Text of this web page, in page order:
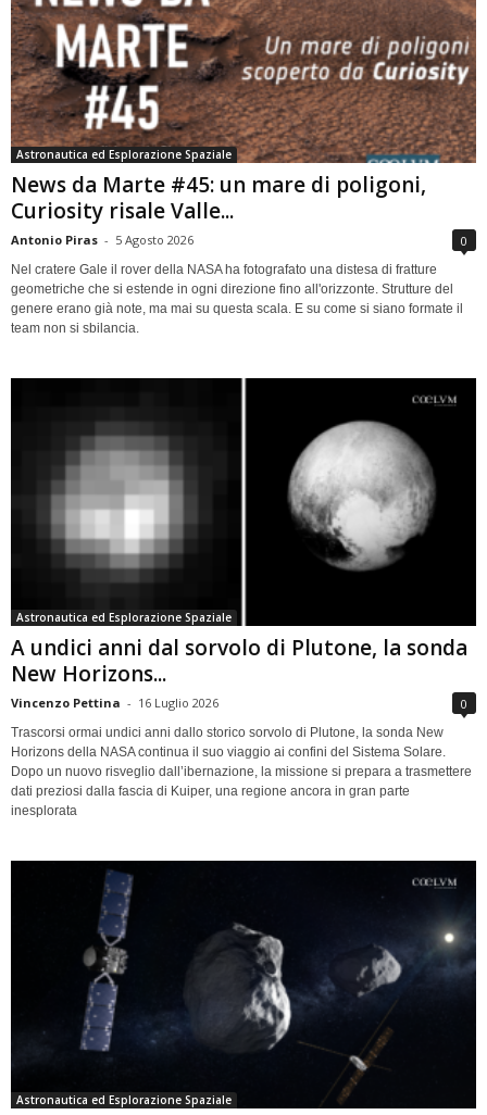
Astronautica ed Esplorazione Spaziale
News da Marte #45: un mare di poligoni,
Curiosity risale Valle...
Antonio Piras - 5 Agosto 2026 0
Nel cratere Gale il rover della NASA ha fotografato una distesa di fratture
geometriche che si estende in ogni direzione fino all'orizzonte. Strutture del
genere erano già note, ma mai su questa scala. E su come si siano formate il
team non si sbilancia.
Astronautica ed Esplorazione Spaziale
A undici anni dal sorvolo di Plutone, la sonda
New Horizons...
Vincenzo Pettina - 16 Luglio 2026 0
Trascorsi ormai undici anni dallo storico sorvolo di Plutone, la sonda New
Horizons della NASA continua il suo viaggio ai confini del Sistema Solare.
Dopo un nuovo risveglio dall’ibernazione, la missione si prepara a trasmettere
dati preziosi dalla fascia di Kuiper, una regione ancora in gran parte
inesplorata
Astronautica ed Esplorazione Spaziale